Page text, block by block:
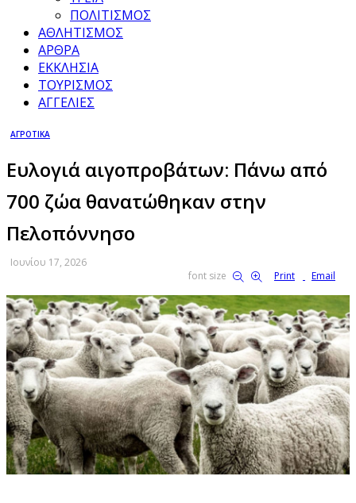
ΠΟΛΙΤΙΣΜΟΣ
ΑΘΛΗΤΙΣΜΟΣ
ΑΡΘΡΑ
ΕΚΚΛΗΣΙΑ
ΤΟΥΡΙΣΜΟΣ
ΑΓΓΕΛΙΕΣ
ΑΓΡΟΤΙΚΑ
Ευλογιά αιγοπροβάτων: Πάνω από
700 ζώα θανατώθηκαν στην
Πελοπόννησο
Ιουνίου 17, 2026
font size
Print Email